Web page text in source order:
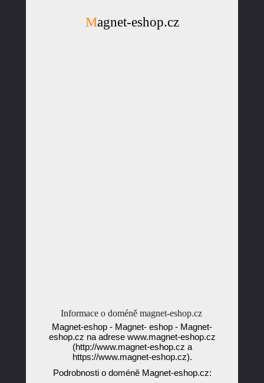
Magnet-eshop.cz
Informace o doméně magnet-eshop.cz
Magnet-eshop - Magnet- eshop - Magnet-
eshop.cz na adrese www.magnet-eshop.cz
(http://www.magnet-eshop.cz a
https://www.magnet-eshop.cz).
Podrobnosti o doméně Magnet-eshop.cz: